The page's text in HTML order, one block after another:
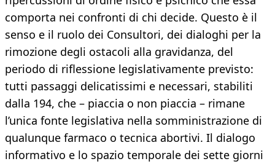
comporta nei confronti di chi decide. Questo è il
senso e il ruolo dei Consultori, dei dialoghi per la
rimozione degli ostacoli alla gravidanza, del
periodo di riflessione legislativamente previsto:
tutti passaggi delicatissimi e necessari, stabiliti
dalla 194, che – piaccia o non piaccia – rimane
l’unica fonte legislativa nella somministrazione di
qualunque farmaco o tecnica abortivi. Il dialogo
informativo e lo spazio temporale dei sette giorni